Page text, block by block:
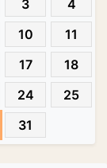
3
4
10
11
17
18
24
25
31